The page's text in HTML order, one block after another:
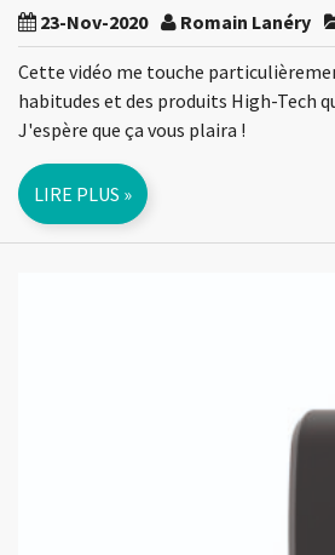
23-Nov-2020 Romain Lanéry
Cette vidéo me touche
habitudes et des produits High-Tech
J'espère que ça vous plaira !
LIRE PLUS »